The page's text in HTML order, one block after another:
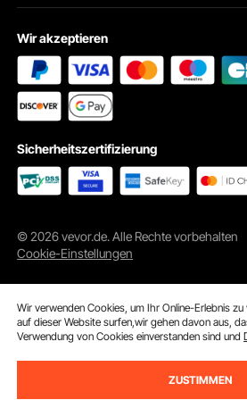
ln den Warenkorb
Wir akzeptieren
Sicherheitszertifizierung
© 2026 vevor.de. Alle Rechte vorbehalten
Cookie-Einstellungen
Wir verwenden Cookies, um Ihr Online-Erlebnis
auf dieser Website surfen,wir gehen davon aus,
Verwendung von Cookies einverstanden sind und
ZUSTIMMEN